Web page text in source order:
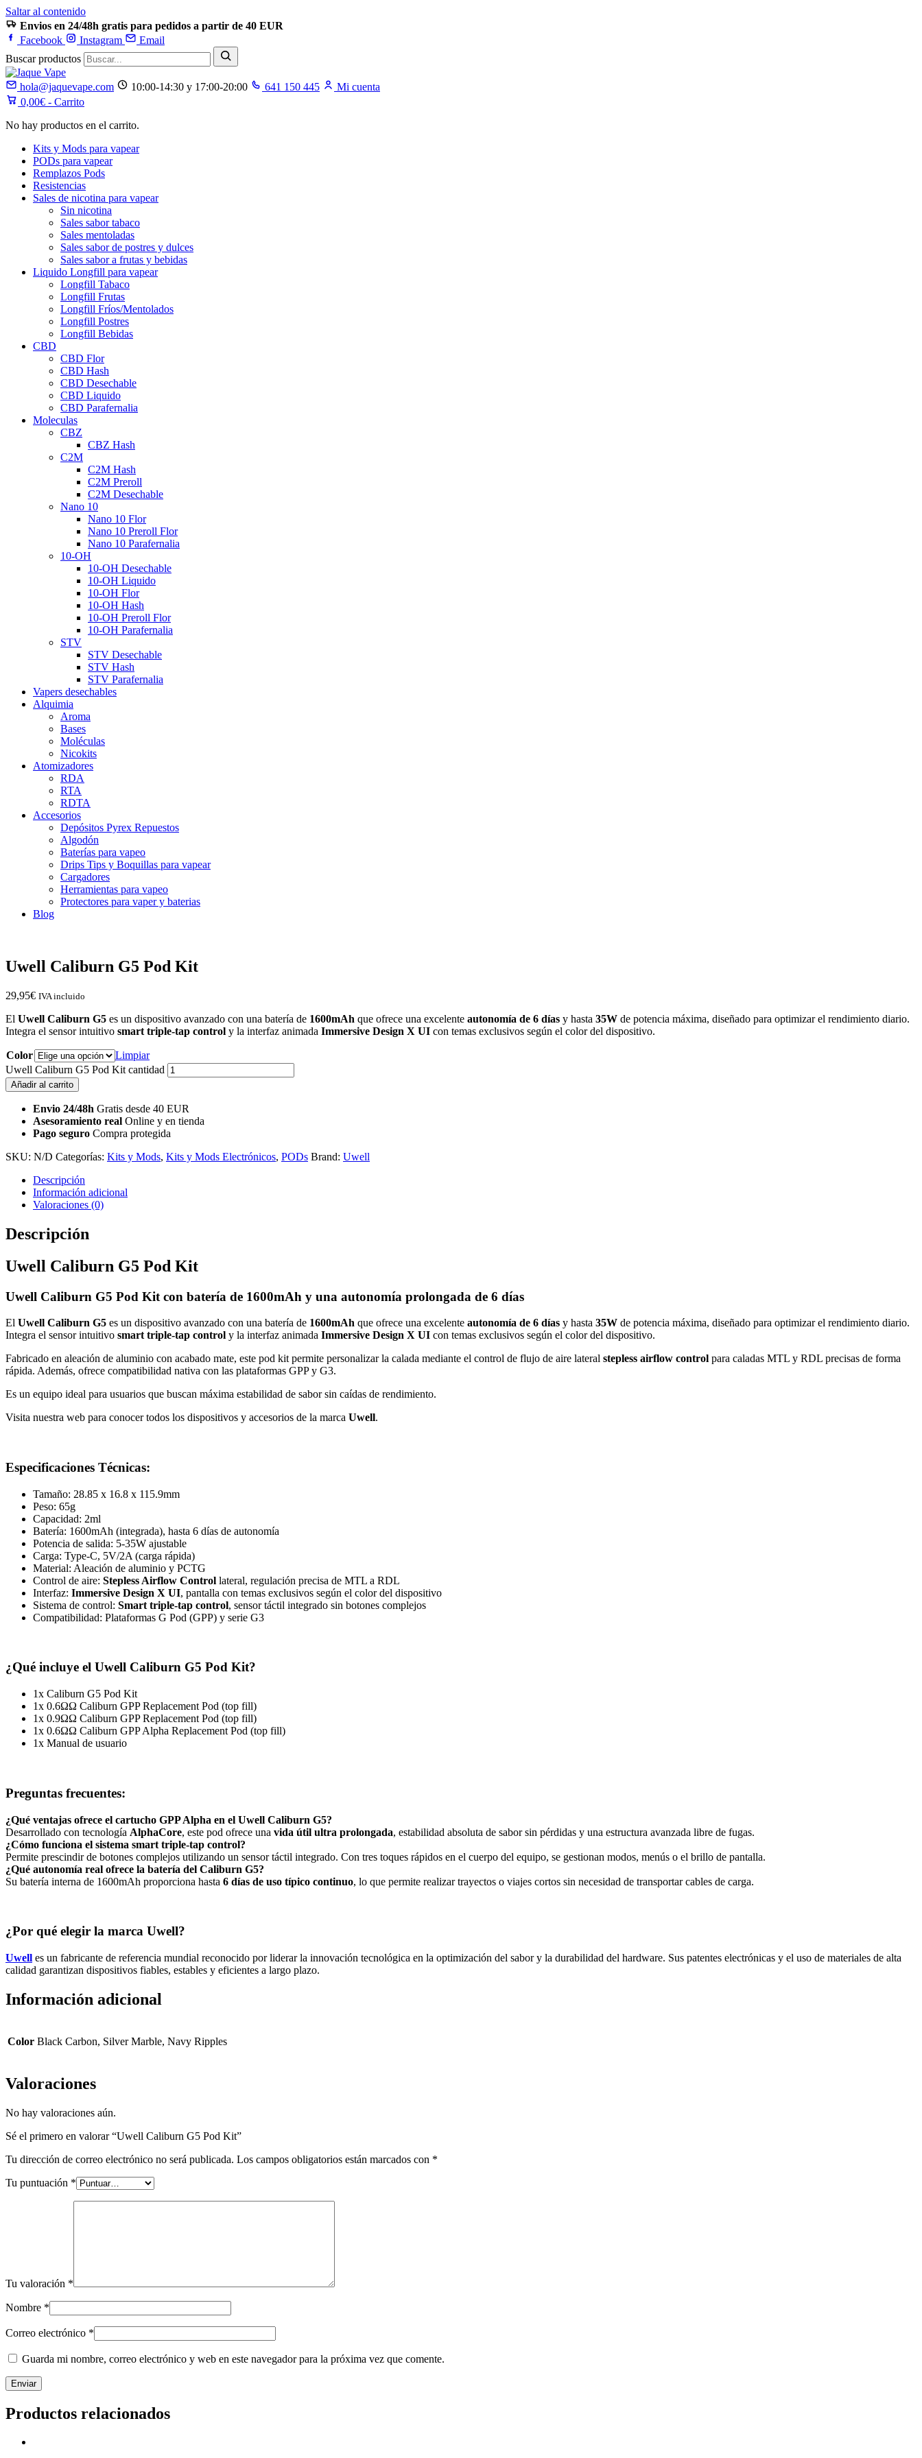
Saltar al contenido
Envios en 24/48h gratis para pedidos a partir de 40 EUR
Facebook
Instagram
Email
Buscar productos
hola@jaquevape.com 10:00-14:30 y 17:00-20:00 641 150 445
Mi cuenta
0,00€ - Carrito
No hay productos en el carrito.
Kits y Mods para vapear
PODs para vapear
Remplazos Pods
Resistencias
Sales de nicotina para vapear
Sin nicotina
Sales sabor tabaco
Sales mentoladas
Sales sabor de postres y dulces
Sales sabor a frutas y bebidas
Liquido Longfill para vapear
Longfill Tabaco
Longfill Frutas
Longfill Fríos/Mentolados
Longfill Postres
Longfill Bebidas
CBD
CBD Flor
CBD Hash
CBD Desechable
CBD Liquido
CBD Parafernalia
Moleculas
CBZ
CBZ Hash
C2M
C2M Hash
C2M Preroll
C2M Desechable
Nano 10
Nano 10 Flor
Nano 10 Preroll Flor
Nano 10 Parafernalia
10-OH
10-OH Desechable
10-OH Liquido
10-OH Flor
10-OH Hash
10-OH Preroll Flor
10-OH Parafernalia
STV
STV Desechable
STV Hash
STV Parafernalia
Vapers desechables
Alquimia
Aroma
Bases
Moléculas
Nicokits
Atomizadores
RDA
RTA
RDTA
Accesorios
Depósitos Pyrex Repuestos
Algodón
Baterías para vapeo
Drips Tips y Boquillas para vapear
Cargadores
Herramientas para vapeo
Protectores para vaper y baterias
Blog
Uwell Caliburn G5 Pod Kit
29,95€ IVA incluido
El Uwell Caliburn G5 es un dispositivo avanzado con una batería de 1600mAh que ofrece una excelente autonomía de 6 días y hasta 35W de potencia máxima, diseñado para optimizar el rendimiento diario.
Integra el sensor intuitivo smart triple-tap control y la interfaz animada Immersive Design X UI con temas exclusivos según el color del dispositivo.
Color
Limpiar
Uwell Caliburn G5 Pod Kit cantidad
Añadir al carrito
Envio 24/48h Gratis desde 40 EUR
Asesoramiento real Online y en tienda
Pago seguro Compra protegida
SKU: N/D Categorías: Kits y Mods, Kits y Mods Electrónicos, PODs Brand: Uwell
Descripción
Información adicional
Valoraciones (0)
Descripción
Uwell Caliburn G5 Pod Kit
Uwell Caliburn G5 Pod Kit con batería de 1600mAh y una autonomía prolongada de 6 días
El Uwell Caliburn G5 es un dispositivo avanzado con una batería de 1600mAh que ofrece una excelente autonomía de 6 días y hasta 35W de potencia máxima, diseñado para optimizar el rendimiento diario.
Integra el sensor intuitivo smart triple-tap control y la interfaz animada Immersive Design X UI con temas exclusivos según el color del dispositivo.
Fabricado en aleación de aluminio con acabado mate, este pod kit permite personalizar la calada mediante el control de flujo de aire lateral stepless airflow control para caladas MTL y RDL precisas de forma
rápida. Además, ofrece compatibilidad nativa con las plataformas GPP y G3.
Es un equipo ideal para usuarios que buscan máxima estabilidad de sabor sin caídas de rendimiento.
Visita nuestra web para conocer todos los dispositivos y accesorios de la marca Uwell.
Especificaciones Técnicas:
Tamaño: 28.85 x 16.8 x 115.9mm
Peso: 65g
Capacidad: 2ml
Batería: 1600mAh (integrada), hasta 6 días de autonomía
Potencia de salida: 5-35W ajustable
Carga: Type-C, 5V/2A (carga rápida)
Material: Aleación de aluminio y PCTG
Control de aire: Stepless Airflow Control lateral, regulación precisa de MTL a RDL
Interfaz: Immersive Design X UI, pantalla con temas exclusivos según el color del dispositivo
Sistema de control: Smart triple-tap control, sensor táctil integrado sin botones complejos
Compatibilidad: Plataformas G Pod (GPP) y serie G3
¿Qué incluye el Uwell Caliburn G5 Pod Kit?
1x Caliburn G5 Pod Kit
1x 0.6ΩΩ Caliburn GPP Replacement Pod (top fill)
1x 0.9ΩΩ Caliburn GPP Replacement Pod (top fill)
1x 0.6ΩΩ Caliburn GPP Alpha Replacement Pod (top fill)
1x Manual de usuario
Preguntas frecuentes:
¿Qué ventajas ofrece el cartucho GPP Alpha en el Uwell Caliburn G5?
Desarrollado con tecnología AlphaCore, este pod ofrece una vida útil ultra prolongada, estabilidad absoluta de sabor sin pérdidas y una estructura avanzada libre de fugas.
¿Cómo funciona el sistema smart triple-tap control?
Permite prescindir de botones complejos utilizando un sensor táctil integrado. Con tres toques rápidos en el cuerpo del equipo, se gestionan modos, menús o el brillo de pantalla.
¿Qué autonomía real ofrece la batería del Caliburn G5?
Su batería interna de 1600mAh proporciona hasta 6 días de uso típico continuo, lo que permite realizar trayectos o viajes cortos sin necesidad de transportar cables de carga.
¿Por qué elegir la marca Uwell?
Uwell es un fabricante de referencia mundial reconocido por liderar la innovación tecnológica en la optimización del sabor y la durabilidad del hardware. Sus patentes electrónicas y el uso de materiales de alta
calidad garantizan dispositivos fiables, estables y eficientes a largo plazo.
Información adicional
Color Black Carbon, Silver Marble, Navy Ripples
Valoraciones
No hay valoraciones aún.
Sé el primero en valorar “Uwell Caliburn G5 Pod Kit”
Tu dirección de correo electrónico no será publicada. Los campos obligatorios están marcados con *
Tu puntuación *
Tu valoración *
Nombre *
Correo electrónico *
Guarda mi nombre, correo electrónico y web en este navegador para la próxima vez que comente.
Productos relacionados